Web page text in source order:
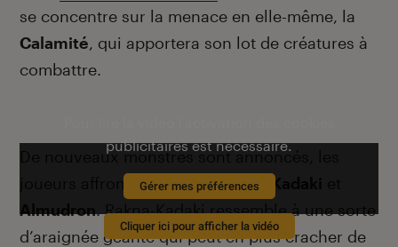
se concentre sur la menace en elle-même, la
Calamité, qui apportera son lot de créatures à
combattre.
publicitaires est nécessaire.
Gérer mes préférences
Cliquer ici pour afficher la vidéo
De nouveaux monstres sont annoncés, les
joueurs affronteront doncRakna-Kadaki
Almudron. Rakna-Kadaki ressemble à une sorte
d’araignée géante qui peut en plus cracher de